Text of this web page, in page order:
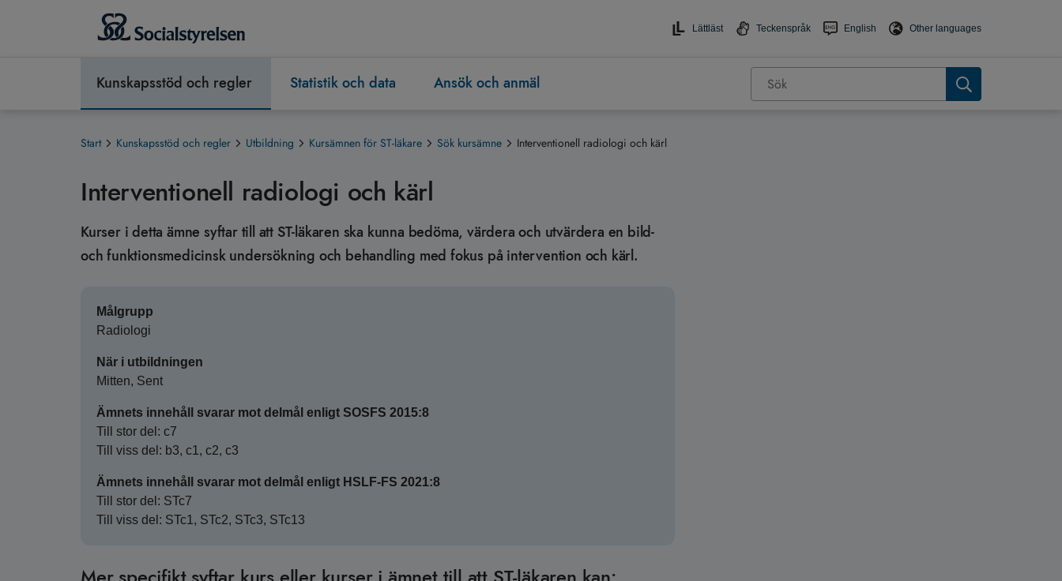
Lättläst Teckenspråk English Other languages
Kunskapsstöd och regler Statistik och data Ansök och anmäl
Start Kunskapsstöd och regler Utbildning Kursämnen för ST-läkare Sök kursämne Interventionell radiologi och kärl
Interventionell radiologi och kärl
Kurser i detta ämne syftar till att ST-läkaren ska kunna bedöma, värdera och utvärdera en bild-
och funktionsmedicinsk undersökning och behandling med fokus på intervention och kärl.
Målgrupp
Radiologi
När i utbildningen
Mitten, Sent
Ämnets innehåll svarar mot delmål enligt SOSFS 2015:8
Till stor del: c7
Till viss del: b3, c1, c2, c3
Ämnets innehåll svarar mot delmål enligt HSLF-FS 2021:8
Till stor del: STc7
Till viss del: STc1, STc2, STc3, STc13